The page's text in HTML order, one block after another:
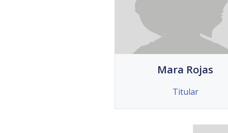
Mara Rojas
Titular